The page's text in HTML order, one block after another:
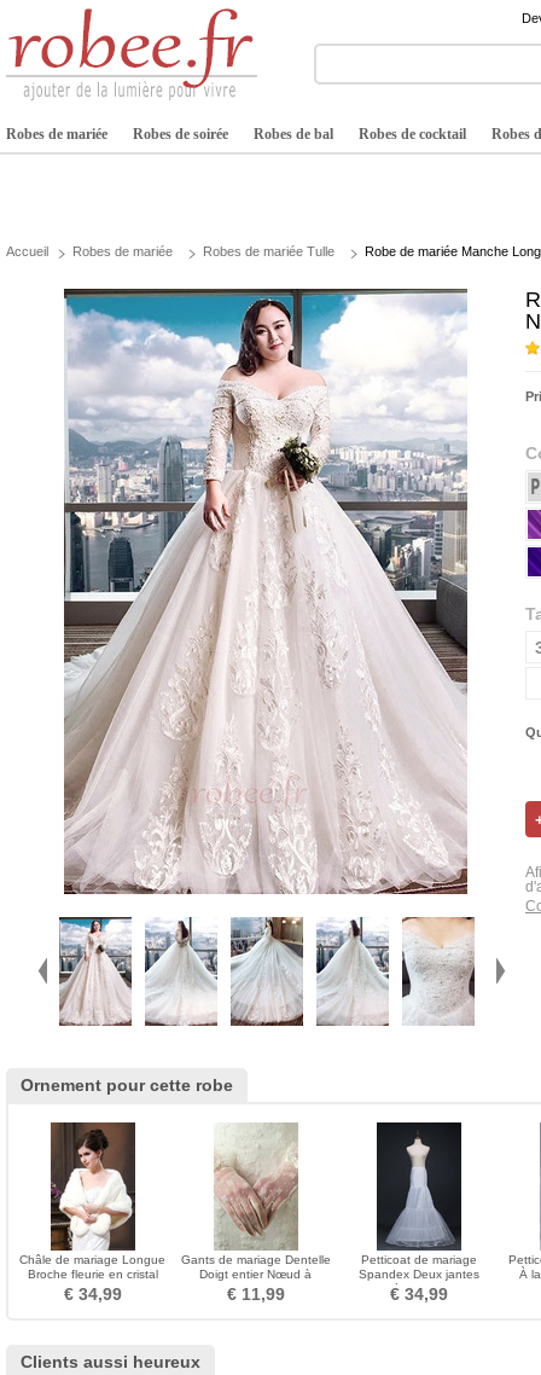
Robes de mariée Robes de soirée Robes de bal Robes de cocktail Robes
Accueil Robes de mariée Robes de mariée Tulle Robe de mariée Manche
Ornement pour cette robe
Châle de mariage Longue
Broche fleurie en cristal
Laine artificielle
€ 34,99
Gants de mariage Dentelle
Doigt entier Nœud à
Boucles Sexy Montrer
€ 11,99
Petticoat de mariage
Spandex Deux jantes
Diamètre Double fil
€ 34,99
À
Clients aussi heureux